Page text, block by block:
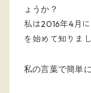
ょうか？
私は2016年4月
を始めて知りまし
私の言葉で簡単